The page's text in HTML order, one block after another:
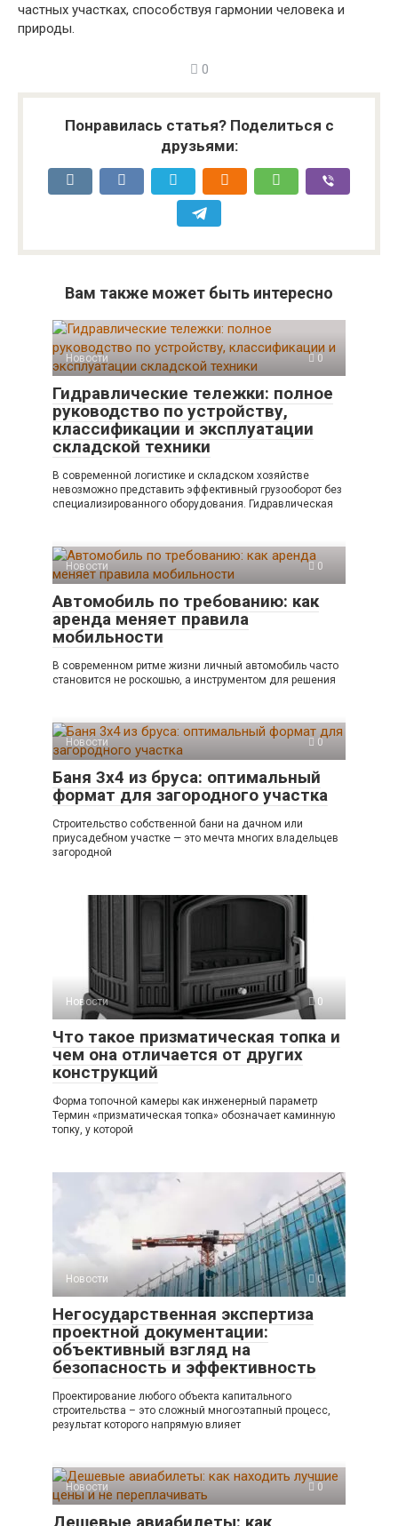
частных участках, способствуя гармонии человека и
природы.
0
Понравилась статья? Поделиться с
друзьями:
Вам также может быть интересно
Новости 0
Гидравлические тележки: полное
руководство по устройству,
классификации и эксплуатации
складской техники
В современной логистике и складском хозяйстве
невозможно представить эффективный грузооборот без
специализированного оборудования. Гидравлическая
Новости 0
Автомобиль по требованию: как
аренда меняет правила
мобильности
В современном ритме жизни личный автомобиль часто
становится не роскошью, а инструментом для решения
Новости 0
Баня 3х4 из бруса: оптимальный
формат для загородного участка
Строительство собственной бани на дачном или
приусадебном участке — это мечта многих владельцев
загородной
Новости 0
Что такое призматическая топка и
чем она отличается от других
конструкций
Форма топочной камеры как инженерный параметр
Термин «призматическая топка» обозначает каминную
топку, у которой
Новости 0
Негосударственная экспертиза
проектной документации:
объективный взгляд на
безопасность и эффективность
Проектирование любого объекта капитального
строительства – это сложный многоэтапный процесс,
результат которого напрямую влияет
Новости 0
Дешевые авиабилеты: как